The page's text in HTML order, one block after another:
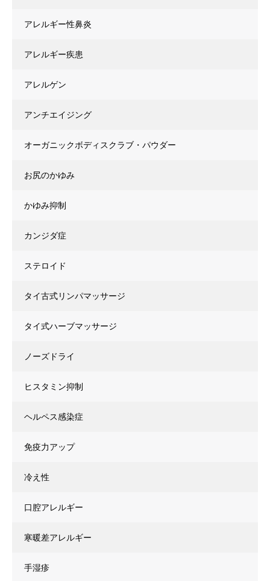
アレルギー性鼻炎
アレルギー疾患
アレルゲン
アンチエイジング
オーガニックボディスクラブ・パウダー
お尻のかゆみ
かゆみ抑制
カンジダ症
ステロイド
タイ古式リンパマッサージ
タイ式ハーブマッサージ
ノーズドライ
ヒスタミン抑制
ヘルペス感染症
免疫力アップ
冷え性
口腔アレルギー
寒暖差アレルギー
手湿疹